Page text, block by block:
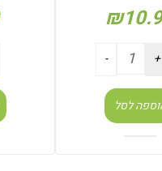
₪
לסל